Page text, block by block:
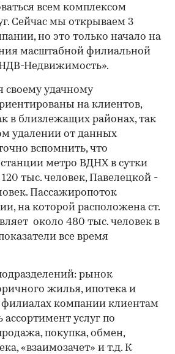
всем комплексом
Сейчас мы открываем 3
но это только начало на
масштабной филиальной
Недвижимость».
/ 00:00
своему удачному
на клиентов,
в близлежащих районах, так
удалении от данных
вспомнить, что
метро ВДНХ в сутки
тыс. человек, Павелецкой -
Пассажиропоток
на которой расположена ст.
около 480 тыс. человек в
все время
рынок
жилья, ипотека и
филиалах компании клиентам
ассортимент услуг по
покупка, обмен,
«взаимозачет» и т.д. К